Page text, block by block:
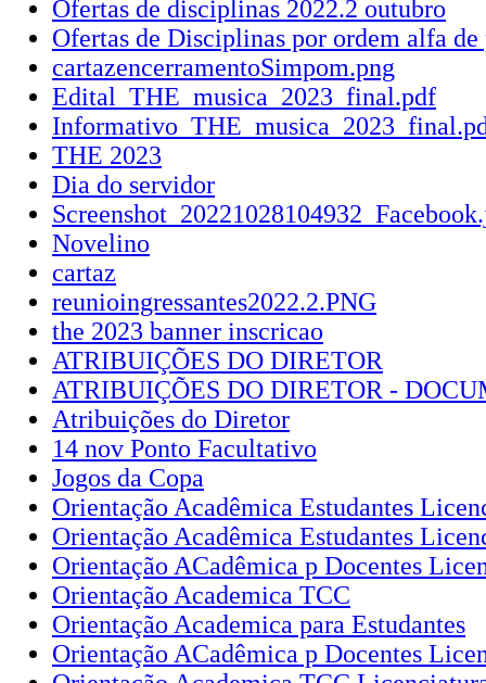
Ofertas de disciplinas 2022.2 outubro
Ofertas de Disciplinas por ordem alfa
cartazencerramentoSimpom.png
Edital_THE_musica_2023_final.pdf
THE 2023
Dia do servidor
Novelino
cartaz
reunioingressantes2022.2.PNG
the 2023 banner inscricao
ATRIBUIÇÕES DO DIRETOR
ATRIBUIÇÕES DO DIRETOR -
Atribuições do Diretor
14 nov Ponto Facultativo
Jogos da Copa
Orientação Acadêmica Estudantes
Orientação Acadêmica Estudantes
Orientação ACadêmica p Docentes
Orientação Academica TCC
Orientação Academica para Estudantes
Orientação ACadêmica p Docentes